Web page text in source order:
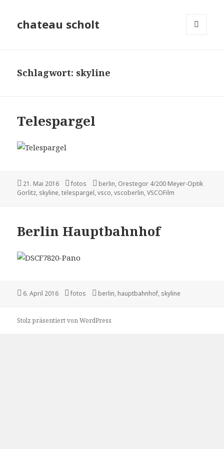
chateau scholt
Schlagwort: skyline
Telespargel
Veröffentlicht
am
21. Mai 2016 Kategorien
fotos Tags
berlin, Orestegor 4/200 Meyer-Optik
Gorlitz, skyline,telespargel,vsco,vscoberlin,VSCOFilm
Berlin Hauptbahnhof
Veröffentlicht
6. April 2016 Kategorien
fotos Tags
berlin, hauptbahnhof, skyline
Stolz präsentiert von WordPress